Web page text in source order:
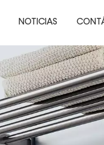
NOTICIAS